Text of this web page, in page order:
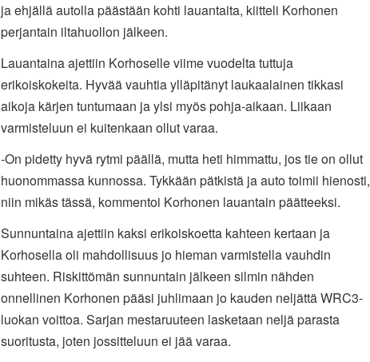
ja ehjällä autolla päästään kohti lauantaita, kiitteli Korhonen
perjantain iltahuollon jälkeen.
Lauantaina ajettiin Korhoselle viime vuodelta tuttuja
erikoiskokeita. Hyvää vauhtia ylläpitänyt laukaalainen tikkasi
aikoja kärjen tuntumaan ja ylsi myös pohja-aikaan. Liikaan
varmisteluun ei kuitenkaan ollut varaa.
-On pidetty hyvä rytmi päällä, mutta heti himmattu, jos tie on ollut
huonommassa kunnossa. Tykkään pätkistä ja auto toimii hienosti,
niin mikäs tässä, kommentoi Korhonen lauantain päätteeksi.
Sunnuntaina ajettiin kaksi erikoiskoetta kahteen kertaan ja
Korhosella oli mahdollisuus jo hieman varmistella vauhdin
suhteen. Riskittömän sunnuntain jälkeen silmin nähden
onnellinen Korhonen pääsi juhlimaan jo kauden neljättä WRC3-
luokan voittoa. Sarjan mestaruuteen lasketaan neljä parasta
suoritusta, joten jossitteluun ei jää varaa.